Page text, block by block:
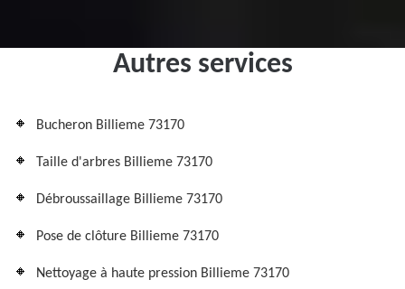
Autres services
Bucheron Billieme 73170
Taille d'arbres Billieme 73170
Débroussaillage Billieme 73170
Pose de clôture Billieme 73170
Nettoyage à haute pression Billieme 73170